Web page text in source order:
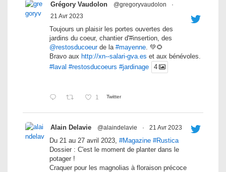
Grégory Vaudolon @gregoryvaudolon
·
21 Avr 2023
Toujours un plaisir les portes ouvertes des
jardins du coeur, chantier d'#insertion, des
@restosducoeurde la #mayenne. 💚🌻
Bravo aux http://xn--salari-gva.es et aux bénévoles.
#laval #restosducoeurs #jardinage 4
1 Twitter
Alain Delavie @alaindelavie · 21 Avr 2023
Du 21 au 27 avril 2023, #Magazine #Rustica
Dossier : C'est le moment de planter dans le
potager !
Craquer pour les magnolias à floraison précoce